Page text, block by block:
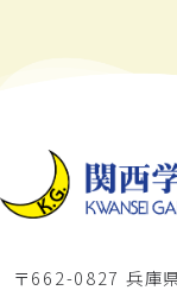
〒662-0827 兵庫